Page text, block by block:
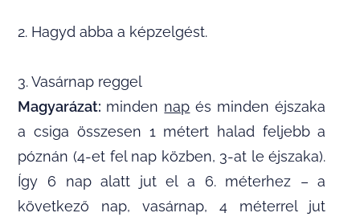
2. Hagyd abba a képzelgést.
3. Vasárnap reggel
Magyarázat: minden nap és minden éjszaka
a csiga összesen 1 métert halad feljebb a
póznán (4-et fel nap közben, 3-at le éjszaka).
Így 6 nap alatt jut el a 6. méterhez – a
következő nap, vasárnap, 4 méterrel jut